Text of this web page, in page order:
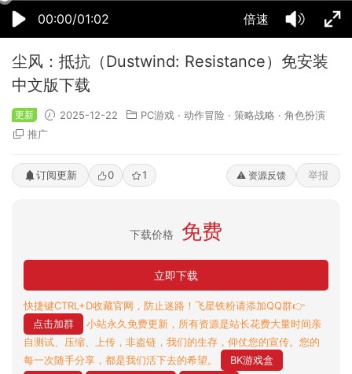
00:00/01:02 倍速
尘风：抵抗（Dustwind: Resistance）免安装
中文版下载
更新 2025-12-22 PC游戏 · 动作冒险 · 策略战略 · 角色扮演
推广
订阅更新 0 1 ⚠️ 资源反馈 举报
下载价格 免费
立即下载
快捷键CTRL+D收藏官网，防止迷路！飞星铁粉请添加QQ群👉
点击加群
小站永久免费更新，所有资源是站长花费大量时间亲
自测试、压缩、上传，非盗链，我们的生存，仰仗您的宣传。您的
每一次随手分享，都是我们活下去的希望。
BK游戏盒